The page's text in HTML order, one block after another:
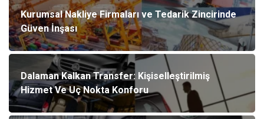
Kurumsal Nakliye Firmaları ve Tedarik Zincirinde
Güven İnşası
Dalaman Kalkan Transfer: Kişiselleştirilmiş
Hizmet Ve Uç Nokta Konforu